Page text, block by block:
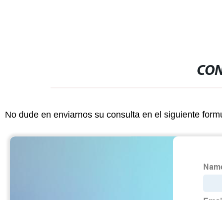
No dude en enviarnos su consulta en el siguiente